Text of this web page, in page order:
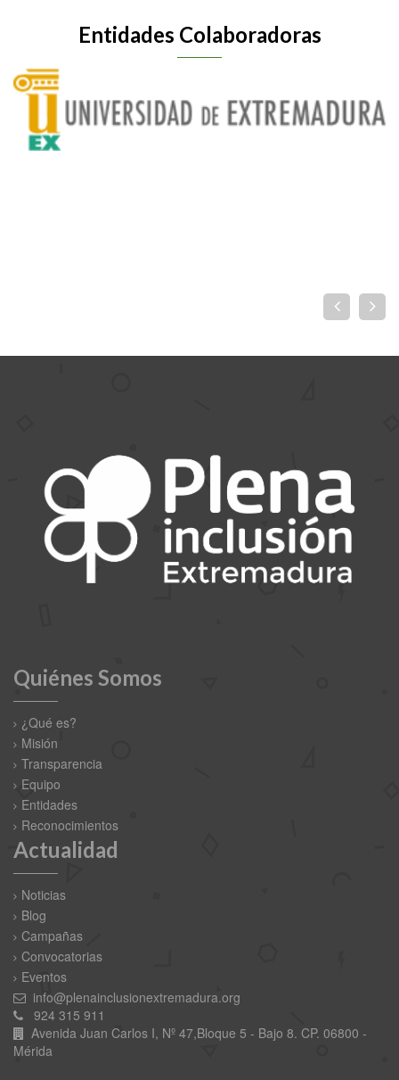
Entidades Colaboradoras
Quiénes Somos
¿Qué es?
Misión
Transparencia
Equipo
Entidades
Reconocimientos
Actualidad
Noticias
Blog
Campañas
Convocatorias
Eventos
info@plenainclusionextremadura.org
924 315 911
Avenida Juan Carlos I, Nº 47,Bloque 5 - Bajo 8. CP. 06800 -
Mérida